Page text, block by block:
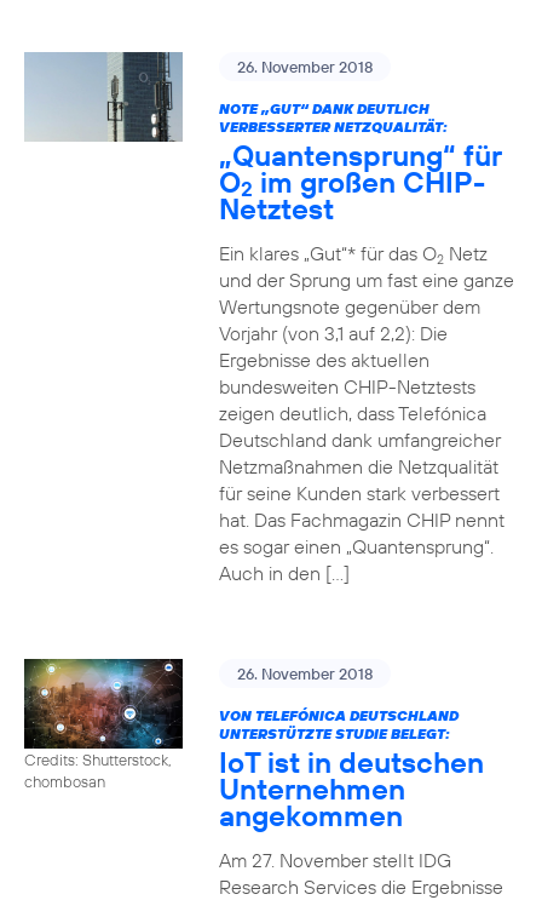
26. November 2018
NOTE „GUT“ DANK DEUTLICH
VERBESSERTER NETZQUALITÄT:
„Quantensprung“ für
O2 im großen CHIP-
Netztest
Ein klares „Gut“* für das O2Netz
und der Sprung um fast eine ganze
Wertungsnote gegenüber dem
Vorjahr (von 3,1 auf 2,2): Die
Ergebnisse des aktuellen
bundesweiten CHIP-Netztests
zeigen deutlich, dass Telefónica
Deutschland dank umfangreicher
Netzmaßnahmen die Netzqualität
für seine Kunden stark verbessert
hat. Das Fachmagazin CHIP nennt
es sogar einen „Quantensprung“.
Auch in den […]
Credits: Shutterstock,
chombosan
26. November 2018
VON TELEFÓNICA DEUTSCHLAND
UNTERSTÜTZTE STUDIE BELEGT:
IoT ist in deutschen
Unternehmen
angekommen
Am 27. November stellt IDG
Research Services die Ergebnisse